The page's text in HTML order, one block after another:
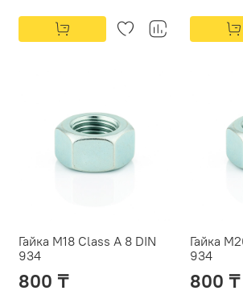
Гайка М18 Class A 8 DIN
934
800 ₸
Гайка
934
800 ₸